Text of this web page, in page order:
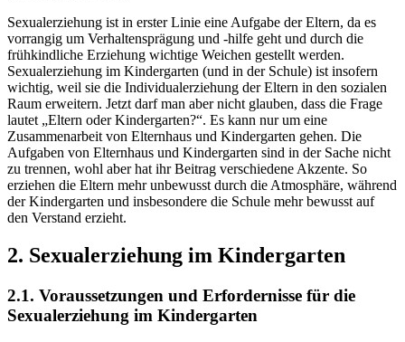
Sexualerziehung ist in erster Linie eine Aufgabe der Eltern, da es
vorrangig um Verhaltensprägung und -hilfe geht und durch die
frühkindliche Erziehung wichtige Weichen gestellt werden.
Sexualerziehung im Kindergarten (und in der Schule) ist insofern
wichtig, weil sie die Individualerziehung der Eltern in den sozialen
Raum erweitern. Jetzt darf man aber nicht glauben, dass die Frage
lautet „Eltern oder Kindergarten?“. Es kann nur um eine
Zusammenarbeit von Elternhaus und Kindergarten gehen. Die
Aufgaben von Elternhaus und Kindergarten sind in der Sache nicht
zu trennen, wohl aber hat ihr Beitrag verschiedene Akzente. So
erziehen die Eltern mehr unbewusst durch die Atmosphäre, während
der Kindergarten und insbesondere die Schule mehr bewusst auf
den Verstand erzieht.
2. Sexualerziehung im Kindergarten
2.1. Voraussetzungen und Erfordernisse für die
Sexualerziehung im Kindergarten